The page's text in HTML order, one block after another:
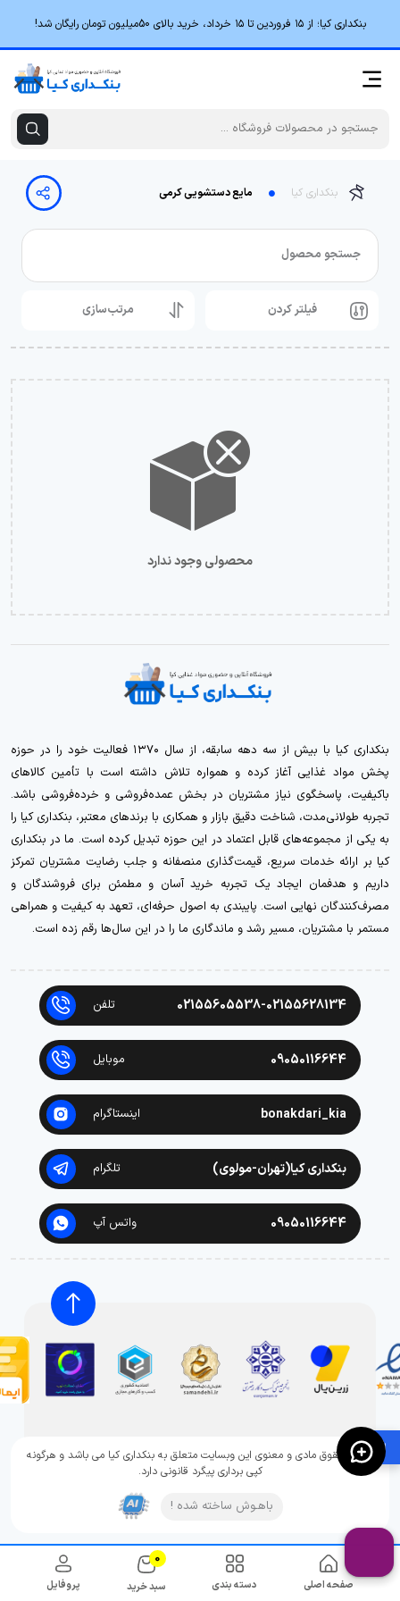
🛍️
بنکداری کیا؛ از ۱۵ فروردین تا ۱۵ خرداد، خرید بالای 50میلیون تومان رایگان شد!
صفحه اصلی دسته بندی
0
سبد خرید پروفایل
بنکداری کیا مایع دستشویی کرمی
جستجو محصول
فیلتر کردن مرتب‌سازی
محصولی وجود ندارد
بنکداری کیا با بیش از سه دهه سابقه، از سال ۱۳۷۰ فعالیت خود را در حوزه
پخش مواد غذایی آغاز کرده و همواره تلاش داشته است با تأمین کالاهای
باکیفیت، پاسخگوی نیاز مشتریان در بخش عمده‌فروشی و خرده‌فروشی باشد.
تجربه طولانی‌مدت، شناخت دقیق بازار و همکاری با برندهای معتبر، بنکداری کیا را
به یکی از مجموعه‌های قابل اعتماد در این حوزه تبدیل کرده است. ما در بنکداری
کیا بر ارائه خدمات سریع، قیمت‌گذاری منصفانه و جلب رضایت مشتریان تمرکز
داریم و هدفمان ایجاد یک تجربه خرید آسان و مطمئن برای فروشندگان و
مصرف‌کنندگان نهایی است. پایبندی به اصول حرفه‌ای، تعهد به کیفیت و همراهی
مستمر با مشتریان، مسیر رشد و ماندگاری ما را در این سال‌ها رقم زده است.
02155605538-02155628134 تلفن
09050116644 موبایل
bonakdari_kia اینستاگرام
بنکداری کیا(تهران-مولوی) تلگرام
09050116644 واتس آپ
تمامی حقوق مادی و معنوی این وبسایت متعلق به بنکداری کیا می باشد و هرگونه
کپی برداری پیگرد قانونی دارد.
باهـوش ساخته شده !